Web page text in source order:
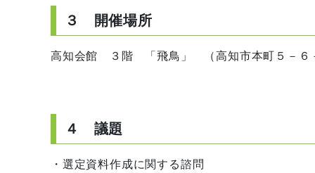
３ 開催場所
高知会館 ３階 「飛鳥」 （高知市本町５－６
４ 議題
・選定資料作成に関する諮問